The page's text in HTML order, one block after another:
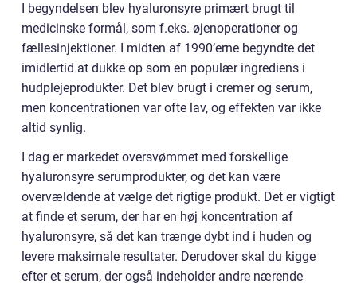
I begyndelsen blev hyaluronsyre primært brugt til
medicinske formål, som f.eks. øjenoperationer og
fællesinjektioner. I midten af 1990’erne begyndte det
imidlertid at dukke op som en populær ingrediens i
hudplejeprodukter. Det blev brugt i cremer og serum,
men koncentrationen var ofte lav, og effekten var ikke
altid synlig.
I dag er markedet oversvømmet med forskellige
hyaluronsyre serumprodukter, og det kan være
overvældende at vælge det rigtige produkt. Det er vigtigt
at finde et serum, der har en høj koncentration af
hyaluronsyre, så det kan trænge dybt ind i huden og
levere maksimale resultater. Derudover skal du kigge
efter et serum, der også indeholder andre nærende